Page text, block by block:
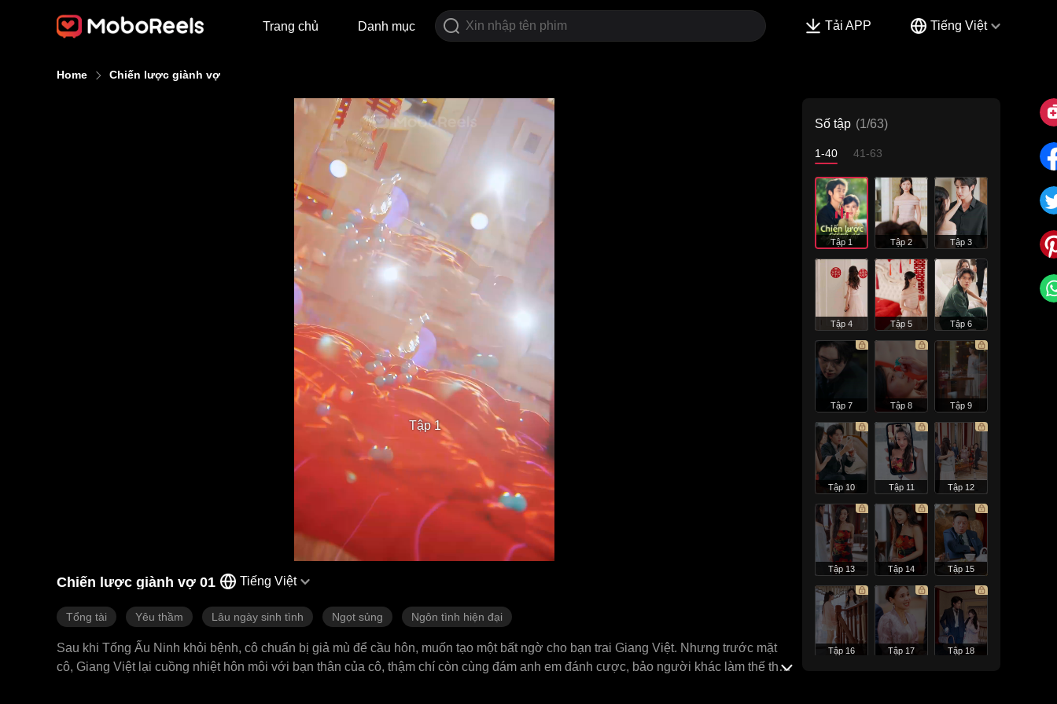
Trang chủ Danh mục Tải APP Tiếng Việt
Home Chiến lược giành vợ
Tập 1
Chiến lược giành vợ 01 Tiếng Việt
Tổng tài Yêu thầm Lâu ngày sinh tình Ngọt sủng Ngôn tình hiện đại
Sau khi Tống Ấu Ninh khỏi bệnh, cô chuẩn bị giả mù để cầu hôn, muốn tạo một bất ngờ cho bạn trai Giang Việt. Nhưng trước mặt
cô, Giang Việt lại cuồng nhiệt hôn môi với bạn thân của cô, thậm chí còn cùng đám anh em đánh cược, bảo người khác làm thế thân
Số tập (1/63)
1-40 41-63
Tập 1 Tập 2 Tập 3
Tập 4 Tập 5 Tập 6
Tập 7 Tập 8 Tập 9
Tập 10 Tập 11 Tập 12
Tập 13 Tập 14 Tập 15
Tập 16 Tập 17 Tập 18